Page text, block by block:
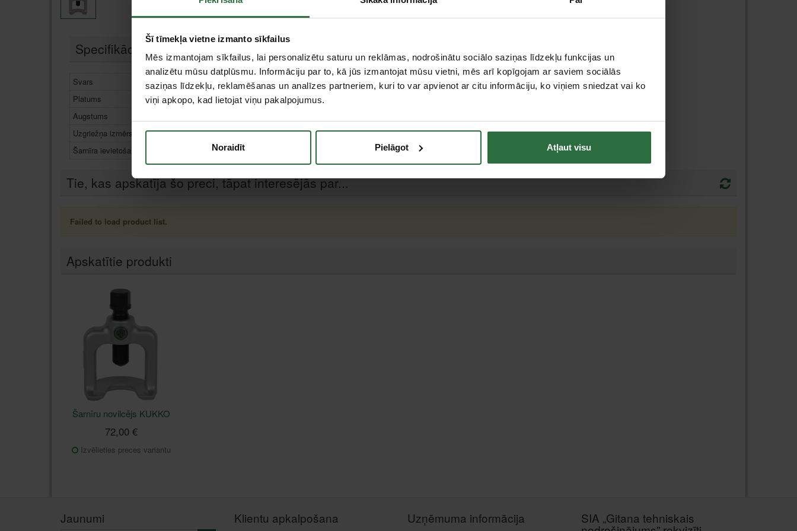
Šī tīmekļa vietne izmanto sīkfailus
Mēs izmantojam sīkfailus, lai personalizētu saturu un reklāmas, nodrošinātu sociālo saziņas līdzekļu funkcijas un
analizētu mūsu datplūsmu. Informāciju par to, kā jūs izmantojat mūsu vietni, mēs arī kopīgojam ar saviem sociālās
saziņas līdzekļu, reklamēšanas un analīzes partneriem, kuri to var apvienot ar citu informāciju, ko viņiem sniedzat vai ko
viņi apkopo, kad lietojat viņu pakalpojumus.
Noraidīt Pielāgot Atļaut visu
Liepāja, Zemnieku iela 60, Liepāja
Specifikācija
Svars
0,3 kg
Platums
36 mm
Augstums
Uzgriežņa izmērs
17 mm
Šarnīra ievietošanas dobuma diametrs
Tie, kas apskatīja šo preci, tāpat interesējās par...
Failed to load product list.
Apskatītie produkti
Šarnīru novilcējs KUKKO
72,00 €
Izvēlieties preces variantu
Jaunumi Klientu apkalpošana Uzņēmuma informācija SIA „Gitana tehniskais